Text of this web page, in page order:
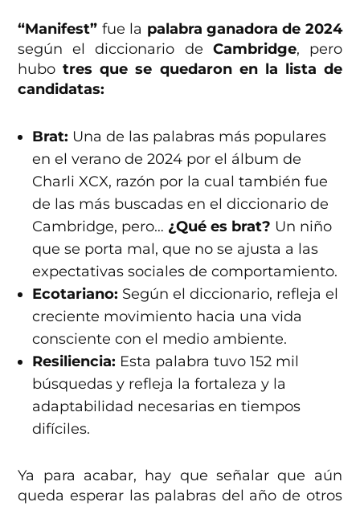
“Manifest” fue la palabra ganadora de 2024
según el diccionario de Cambridge, pero
hubotres que se quedaron en la lista de
candidatas:
Brat: Una de las palabras más populares
en el verano de 2024 por el álbum de
Charli XCX, razón por la cual también fue
de las más buscadas en el diccionario de
Cambridge, pero… ¿Qué es brat? Un niño
que se porta mal, que no se ajusta a las
expectativas sociales de comportamiento.
Ecotariano: Según el diccionario, refleja el
creciente movimiento hacia una vida
consciente con el medio ambiente.
Resiliencia: Esta palabra tuvo 152 mil
búsquedas y refleja la fortaleza y la
adaptabilidad necesarias en tiempos
difíciles.
Ya para acabar, hay que señalar que aún
queda esperar las palabras del año de otros